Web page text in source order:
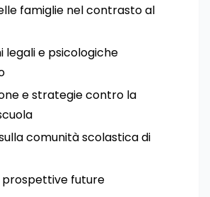
famiglie nel contrasto al
legali e psicologiche
e strategie contro la
comunità scolastica di
prospettive future